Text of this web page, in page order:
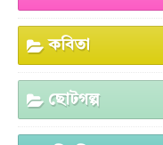
কবিতা
ছোটগল্প